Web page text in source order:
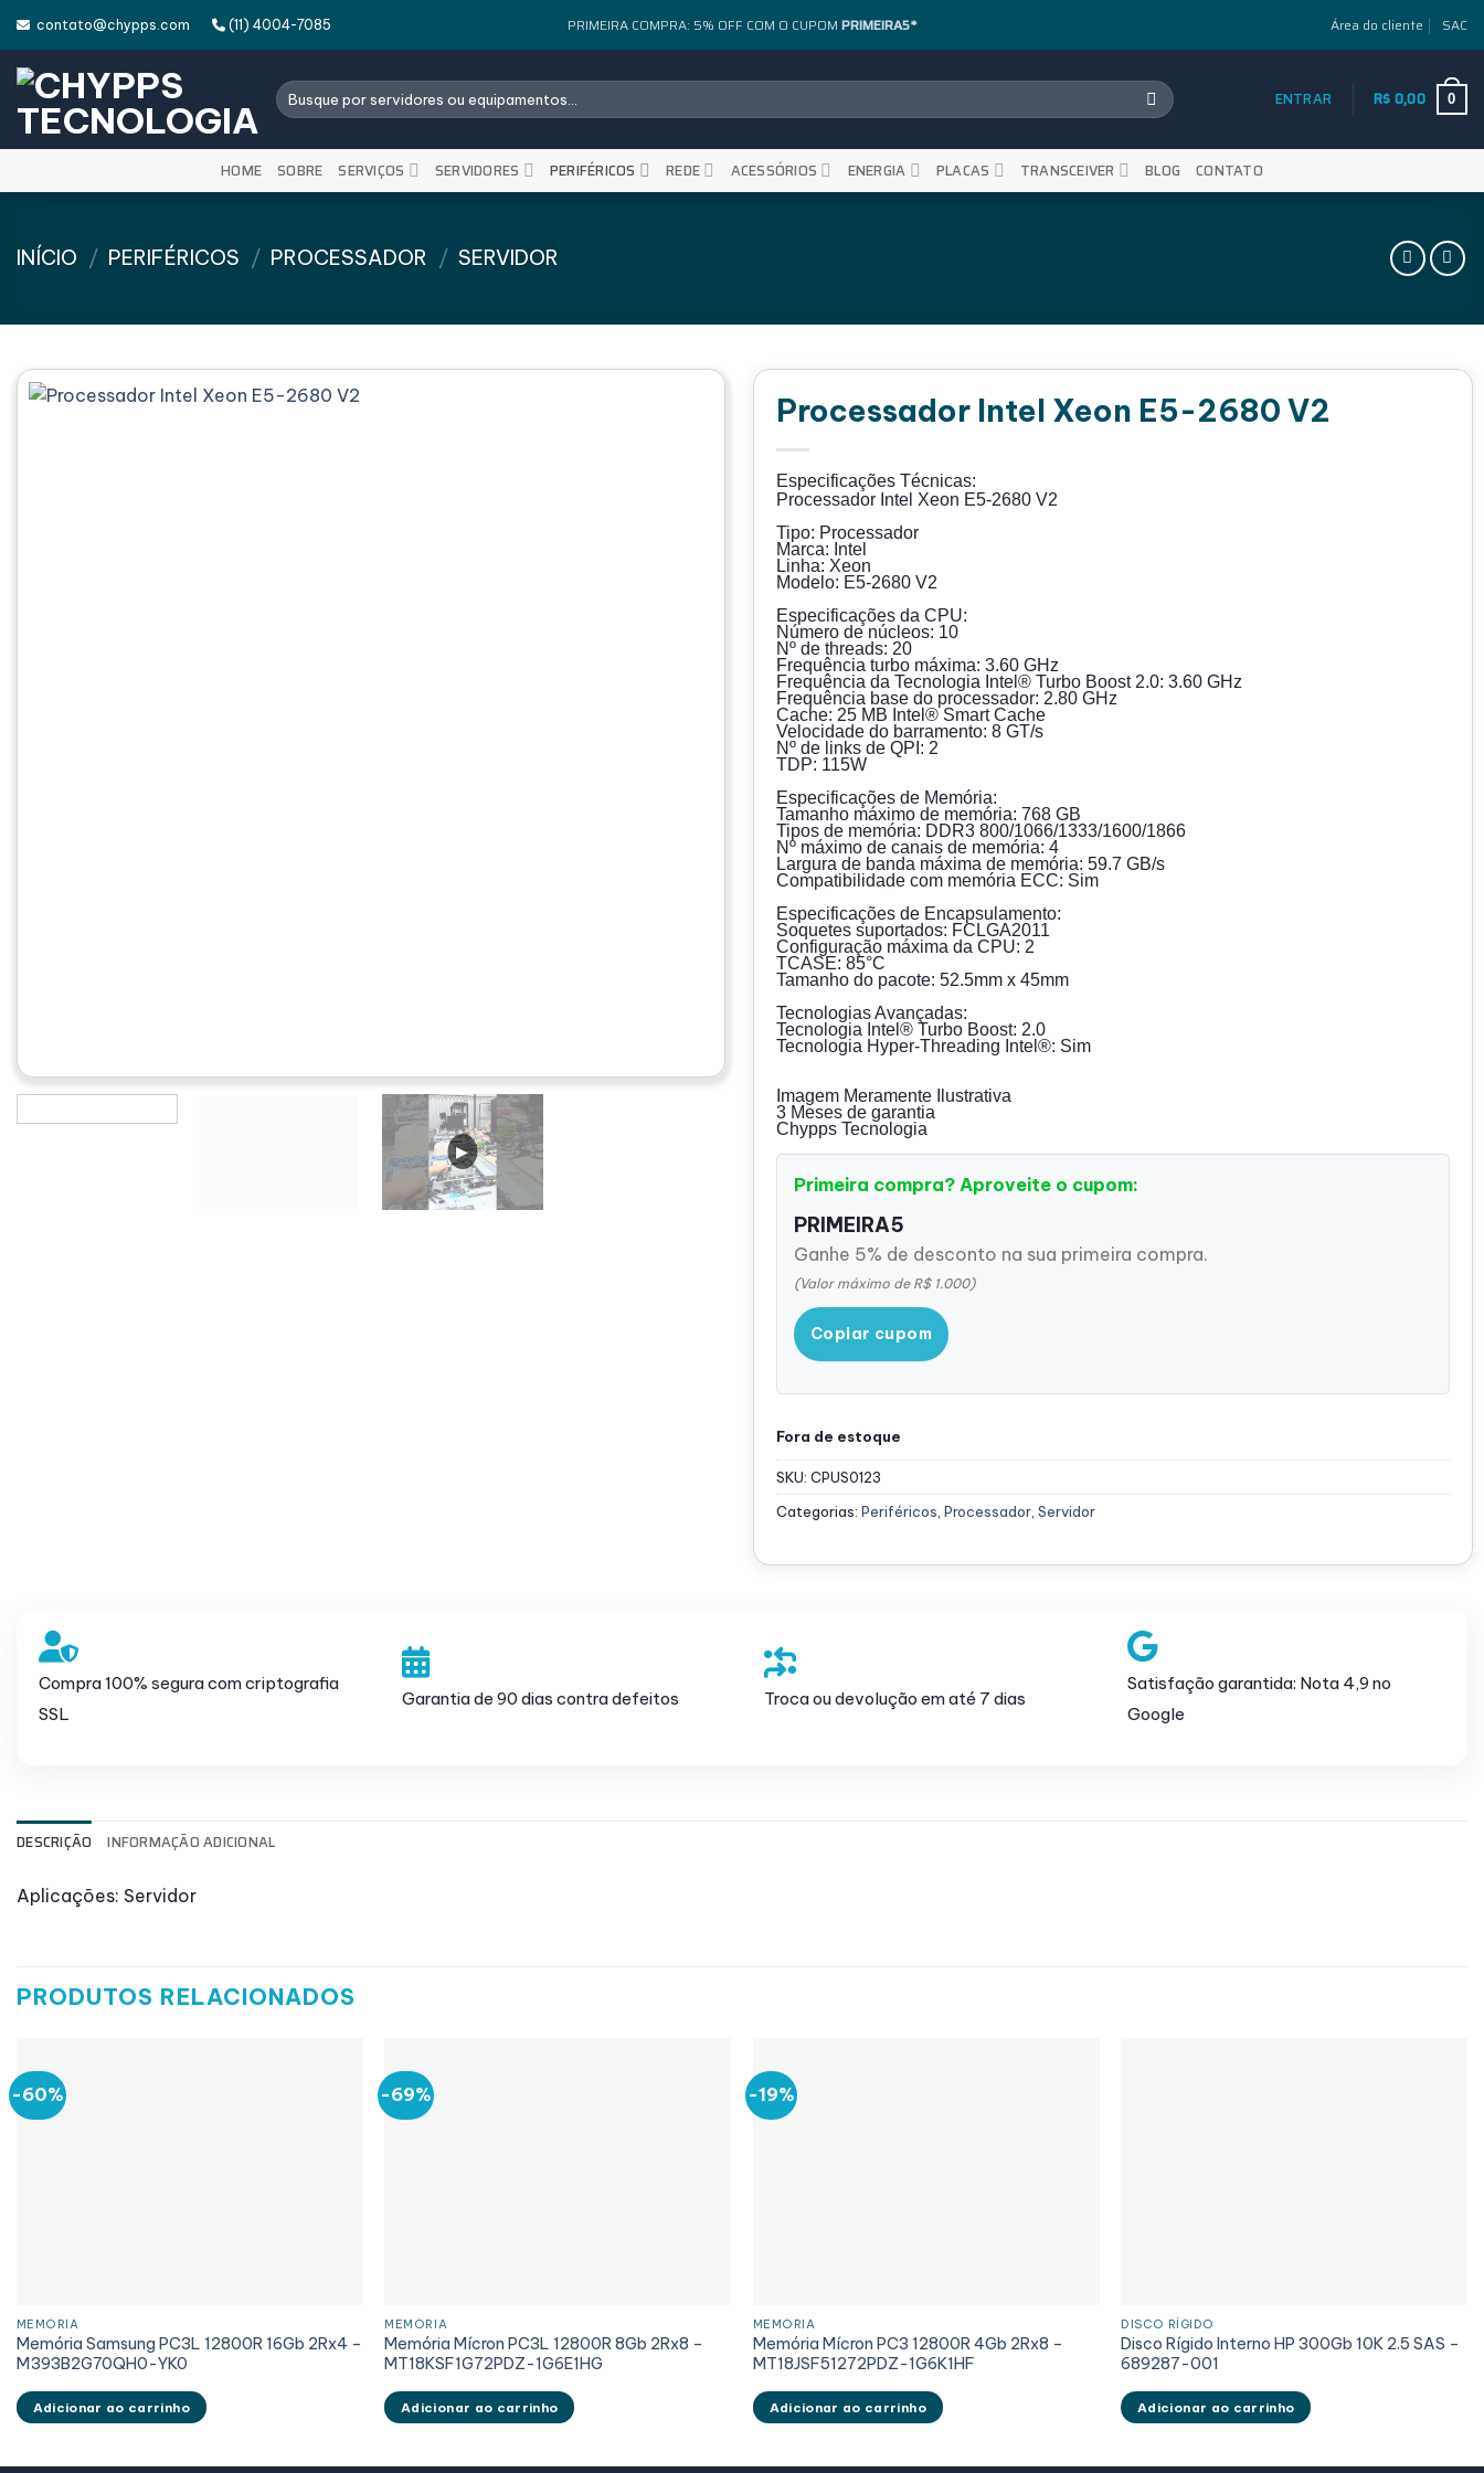
content
contato@chypps.com (11) 4004-7085 PRIMEIRA COMPRA: 5% OFF COM O CUPOM PRIMEIRA5* Área do cliente SAC
Pesquisar
por:
ENTRAR R$0,00 0
HOME SOBRE SERVIÇOS SERVIDORES PERIFÉRICOS REDE ACESSÓRIOS ENERGIA PLACAS TRANSCEIVER BLOG CONTATO
INÍCIO / PERIFÉRICOS / PROCESSADOR / SERVIDOR
Processador Intel Xeon E5-2680 V2
Especificações Técnicas:
Processador Intel Xeon E5-2680 V2
Tipo: Processador
Marca: Intel
Linha: Xeon
Modelo: E5-2680 V2
Especificações da CPU:
Número de núcleos: 10
Nº de threads: 20
Frequência turbo máxima: 3.60 GHz
Frequência da Tecnologia Intel® Turbo Boost 2.0: 3.60 GHz
Frequência base do processador: 2.80 GHz
Cache: 25 MB Intel® Smart Cache
Velocidade do barramento: 8 GT/s
Nº de links de QPI: 2
TDP: 115W
Especificações de Memória:
Tamanho máximo de memória: 768 GB
Tipos de memória: DDR3 800/1066/1333/1600/1866
Nº máximo de canais de memória: 4
Largura de banda máxima de memória: 59.7 GB/s
Compatibilidade com memória ECC: Sim
Especificações de Encapsulamento:
Soquetes suportados: FCLGA2011
Configuração máxima da CPU: 2
TCASE: 85°C
Tamanho do pacote: 52.5mm x 45mm
Tecnologias Avançadas:
Tecnologia Intel® Turbo Boost: 2.0
Tecnologia Hyper-Threading Intel®: Sim
Imagem Meramente Ilustrativa
3 Meses de garantia
Chypps Tecnologia
Primeira compra? Aproveite o cupom:
PRIMEIRA5
Ganhe 5% de desconto na sua primeira compra.
(Valor máximo de R$ 1.000)
Copiar cupom
Fora de estoque
SKU: CPUS0123
Categorias: Periféricos Processador Servidor
Compra 100% segura com criptografia
SSL
Garantia de 90 dias contra defeitos Troca ou devolução em até 7 dias
Satisfação garantida: Nota 4,9 no
Google
DESCRIÇÃO INFORMAÇÃO ADICIONAL
Aplicações: Servidor
PRODUTOS RELACIONADOS
-60%
MEMÓRIA
Memória Samsung PC3L 12800R 16Gb 2Rx4 –
M393B2G70QH0-YK0
Adicionar ao carrinho
-69%
MEMÓRIA
Memória Mícron PC3L 12800R 8Gb 2Rx8 –
MT18KSF1G72PDZ-1G6E1HG
Adicionar ao carrinho
-19%
MEMÓRIA
Memória Mícron PC3 12800R 4Gb 2Rx8 –
MT18JSF51272PDZ-1G6K1HF
Adicionar ao carrinho
DISCO RÍGIDO
Disco Rígido Interno HP 300Gb 10K 2.5 SAS –
689287-001
Adicionar ao carrinho